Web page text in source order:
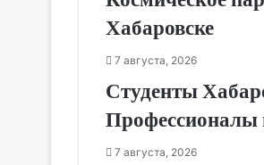
Хабаровске
7 августа, 2026
Студенты
Профессионалы
7 августа, 2026